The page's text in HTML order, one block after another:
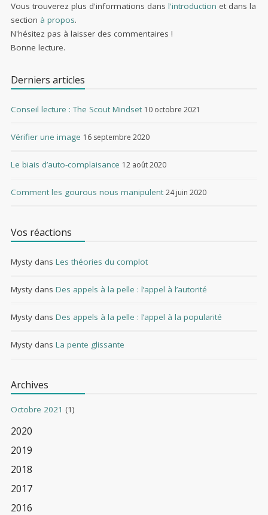
Vous trouverez plus d'informations dans l'introduction et dans la
section à propos.
N'hésitez pas à laisser des commentaires !
Bonne lecture.
Derniers articles
Conseil lecture : The Scout Mindset 10 octobre 2021
Vérifier une image 16 septembre 2020
Le biais d’auto-complaisance 12 août 2020
Comment les gourous nous manipulent 24 juin 2020
Vos réactions
Mysty dans Les théories du complot
Mysty dans Des appels à la pelle : l’appel à l’autorité
Mysty dans Des appels à la pelle : l’appel à la popularité
Mysty dans La pente glissante
Archives
Octobre 2021 (1)
2020
2019
2018
2017
2016